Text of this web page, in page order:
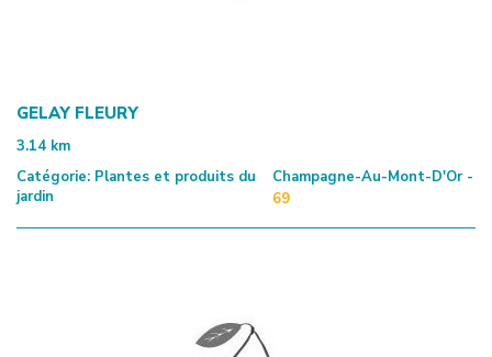
GELAY FLEURY
3.14 km
Catégorie: Plantes et produits du
jardin
Champagne-Au-Mont-D'Or -
69